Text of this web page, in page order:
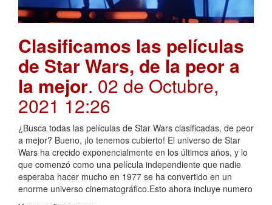
Clasificamos las películas
de Star Wars, de la peor a
la mejor. 02 de Octubre,
2021 12:26
¿Busca todas las películas de Star Wars clasificadas, de peor
a mejor? Bueno, ¡lo tenemos cubierto! El universo de Star
Wars ha crecido exponencialmente en los últimos años, y lo
que comenzó como una película independiente que nadie
esperaba hacer mucho en 1977 se ha convertido en un
enorme universo cinematográfico.Esto ahora incluye numero